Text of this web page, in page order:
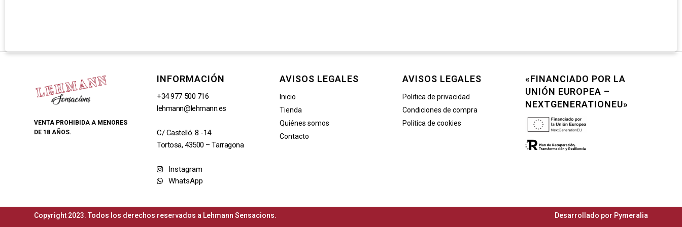
VENTA PROHIBIDA A MENORES
DE 18 AÑOS.
INFORMACIÓN
+34 977 500 716
lehmann@lehmann.es
C/ Castelló. 8 -14
Tortosa, 43500 – Tarragona
Instagram
WhatsApp
AVISOS LEGALES
Inicio
Tienda
Quiénes somos
Contacto
AVISOS LEGALES
Politica de privacidad
Condiciones de compra
Politica de cookies
«FINANCIADO POR LA
UNIÓN EUROPEA –
NEXTGENERATIONEU»
Copyright 2023. Todos los derechos reservados a Lehmann Sensacions.​ Desarrollado por Pymeralia